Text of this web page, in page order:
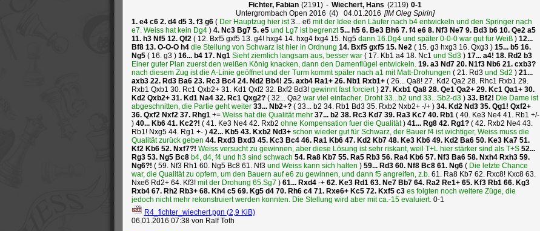
Fichter, Fabian 2191 - Wiechert, Hans 2119
0-1
Untergrombach Open 2016
4 04.01.2016 [IM Oleg Spirin]
1. e4 c6 2. d4 d5 3. f3 g6 ( Der Hauptzug hier ist3... e6 mit der Idee den Läufer nach b4 entwickeln und den Springer nach
e7. Weiss hat kein Dg4 ) 4. Nc3 Bg7 5. e5 und Lg7 ist begrenzt5... h5 6. Be3 Bh6 7. f4 e6 8. Nf3 Ne7 9. Bd3 b6 10. Qe2 a5
11. h3 Nf5 12. Qf2 ( 12. Bxf5 gxf5 13. g4! hxg4 14. hxg4 fxg4 15. Ng5 dann 16.Dg4 und später 0-0-0 war gut für Weiß ) 12...
Bf8 13. O-O-O h4 die Stellung von Schwarz ist hier in Ordnung 14. Bxf5 gxf5 15. Ne2 ( 15. g3 hxg3 16. Qxg3 ) 15... b5 16.
Ng5 ( 16. g3 ) 16... b4 17. Ng1 Sieht ziemlich langsam aus, besser war ( 17. Kb1 a4 18. Nc1 und Sd3 ) 17... a4! 18. Rd2 b3
Einer guter Plan zuerst den weißen König knacken, dann den Damenflügel entwickeln. 19. a3 Nd7 20. N1f3 Nb6 21. cxb3?
nach diesem Zug ist die A-Linie geöffnet und der Turm kommt später nach a1 mit Matt-Drohungen ( 21. Rd3 und Sd2 ) 21...
axb3 22. Rd3 Ba6 23. Rc3 Bc4 24. Nd2 Bb4! 25. axb4 Ra1+ 26. Nb1 Rxb1+ ( 26... Qa8! 27. Kd2 Qa2 28. Rhc1 Rxb1 29.
Rxb1 Qxb1 30. Rc1 Qxb2+ 31. Kd1 Qxf2 32. Bxf2 Bd3! gewinnt fast forciert) 27. Kxb1 Qa8 28. Qe1 Qa2+ 29. Kc1 Qa1+ 30.
Kd2 Qxb2+ 31. Kd1 Na4 32. Rc1 Qxg2? ( 32... Qa2 war viel einfacher. Droht 33...b2 und 33...Sb2-d3 ) 33. Bf2! Die Dame ist
abgeschnitten, die Partie geht weiter 33... Nb2+? ( 33... b2 34. Rb1 Bd3 35. Rxb2 Nxb2+ -/+ ) 34. Kd2 Nd3 35. Qg1! Qxf2+
36. Qxf2 Nxf2 37. Rhg1 += Weiss hat die Qualität mehr 37... b2 38. Rc3 Kd7 39. Ra3 Kc7 40. Rb1 ( 40. Ke3 Ne4 41. Rb1 +/-
) 40... Kb6 41. Kc2?! ( 41. Ke3 Ne4 42. Rxb2 ohne Kompensation fuer die Qualität) 41... Rg8 42. Rg1? ( 42. Rxb2 Ne4 43.
Rb1! Nxg5 44. Rg1 +- ) 42... Kb5 43. Kxb2 Nd3+ schon wieder gut für Schwarz, der Bauer f4 ist wichtiger, Weiss muss die
Qualität zurück geben 44. Rxd3 Bxd3 45. Kc3 Bc4 46. Ra1 Kb6 47. Kd2 Kb7 48. Ke3 Kb6 49. Kd2 Ba6 50. Ke3 Ka7 51.
Kf2 Kb6 52. Nxf7?! Weiss versucht zu gewinnen, aber diese Lösung ist sehr riskant, weil T+L hier stärker sind als T+S 52...
Rg3 53. Ng5 Bc8 b4, d4, f4 und h3 sind schwach 54. Ra8 Kb7 55. Ra5 Rb3 56. Ra4 Kb6 57. Nf3 Ba6 58. Nxh4 Rxh3 59.
Ng6?! ( 59. Nf3 Rh1 60. Ng5 Bc8 61. Nf3 und Weiss kann sich halten ) 59... Rd3 60. Nf8 Bc8 61. Ng6 ( Die letzte Chance
war, die Qualität zu opfern, um den Bauern auf e6 zu gewinnen, und dann f5 angreifen, z.b. 61. Ra8 Kb7 62. Rxc8! Kxc8 63.
Nxe6 Rd2+ 64. Kf3! mit der Drohung 65.Sg7 ) 61... Rxd4 -+ 62. Ke3 Rd1 63. Ne7 Bb7 64. Ra2 Re1+ 65. Kf3 Rb1 66. Kg3
Rxb4 67. Rh2 Rb3+ 68. Kh4 c5 69. Kg5 d4 70. Rh6 c4 71. Rxe6+ Kc5 72. Kxf5 c3 es folgten noch weitere Züge, die
jedoch nicht mehr rekonstruiert werden konnten. Die Stellung wird aber mit ca.-15 evaluiert. 0-1
R4_fichter_wiechert.pgn (2,9 KiB)
06.01.2016 07:38von Ralf Toth